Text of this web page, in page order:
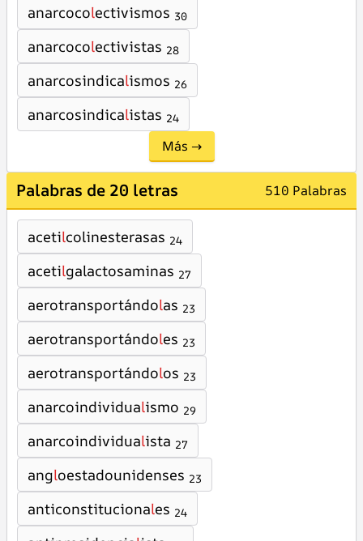
anarcocolectivismos 30
anarcocolectivistas 28
anarcosindicalismos 26
anarcosindicalistas 24
Más →
Palabras de 20 letras 510 Palabras
acetilcolinesterasas 24
acetilgalactosaminas 27
aerotransportándolas 23
aerotransportándoles 23
aerotransportándolos 23
anarcoindividualismo 29
anarcoindividualista 27
angloestadounidenses 23
anticonstitucionales 24